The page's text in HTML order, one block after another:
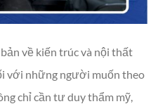
về kiến trúc và nội thất
với những người muốn theo
chỉ cần tư duy thẩm mỹ,